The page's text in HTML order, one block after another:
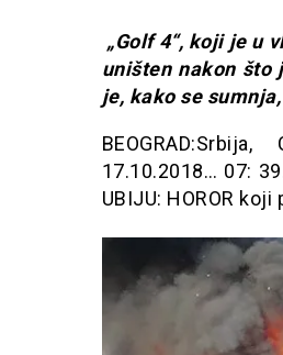
„Golf 4“, koji je u
uništen nakon što
je, kako se
17.10.2018… 07:
UBIJU: HOROR